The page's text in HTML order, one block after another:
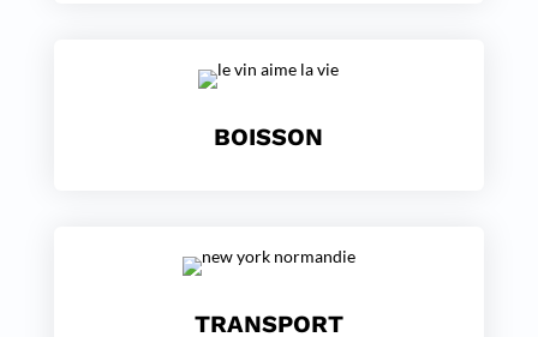
BOISSON
TRANSPORT